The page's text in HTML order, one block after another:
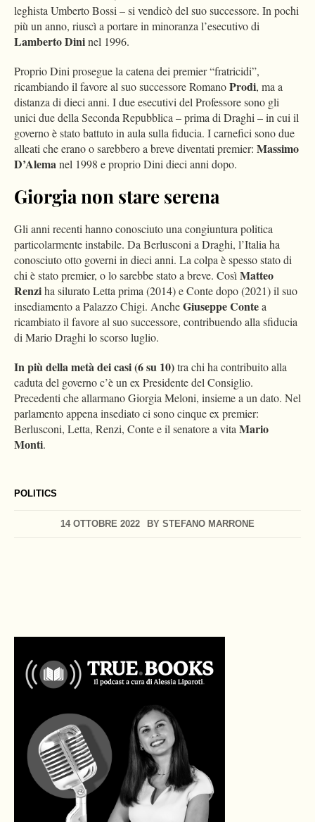
POLITICS
14 OTTOBRE 2022 BY STEFANO MARRONE
leghista Umberto Bossi – si vendicò del suo successore. In pochi
più un anno, riuscì a portare in minoranza l’esecutivo di
Lamberto Dininel 1996.
Proprio Dini prosegue la catena dei premier “fratricidi”,
ricambiando il favore al suo successore RomanoProdi, ma a
distanza di dieci anni. I due esecutivi del Professore sono gli
unici due della Seconda Repubblica – prima di Draghi – in cui il
governo è stato battuto in aula sulla fiducia. I carnefici sono due
alleati che erano o sarebbero a breve diventati premier: Massimo
D’Alemanel 1998 e proprio Dini dieci anni dopo.
Giorgia non stare serena
Gli anni recenti hanno conosciuto una congiuntura politica
particolarmente instabile. Da Berlusconi a Draghi, l’Italia ha
conosciuto otto governi in dieci anni. La colpa è spesso stato di
chi è stato premier, o lo sarebbe stato a breve. CosìMatteo
Renziha silurato Letta prima (2014) e Conte dopo (2021) il suo
insediamento a Palazzo Chigi. AncheGiuseppe Contea
ricambiato il favore al suo successore, contribuendo alla sfiducia
di Mario Draghi lo scorso luglio.
In più della metà dei casi (6 su 10)tra chi ha contribuito alla
caduta del governo c’è un ex Presidente del Consiglio.
Precedenti che allarmano Giorgia Meloni, insieme a un dato. Nel
parlamento appena insediato ci sono cinque ex premier:
Berlusconi, Letta, Renzi, Conte e il senatore a vitaMario
Monti.